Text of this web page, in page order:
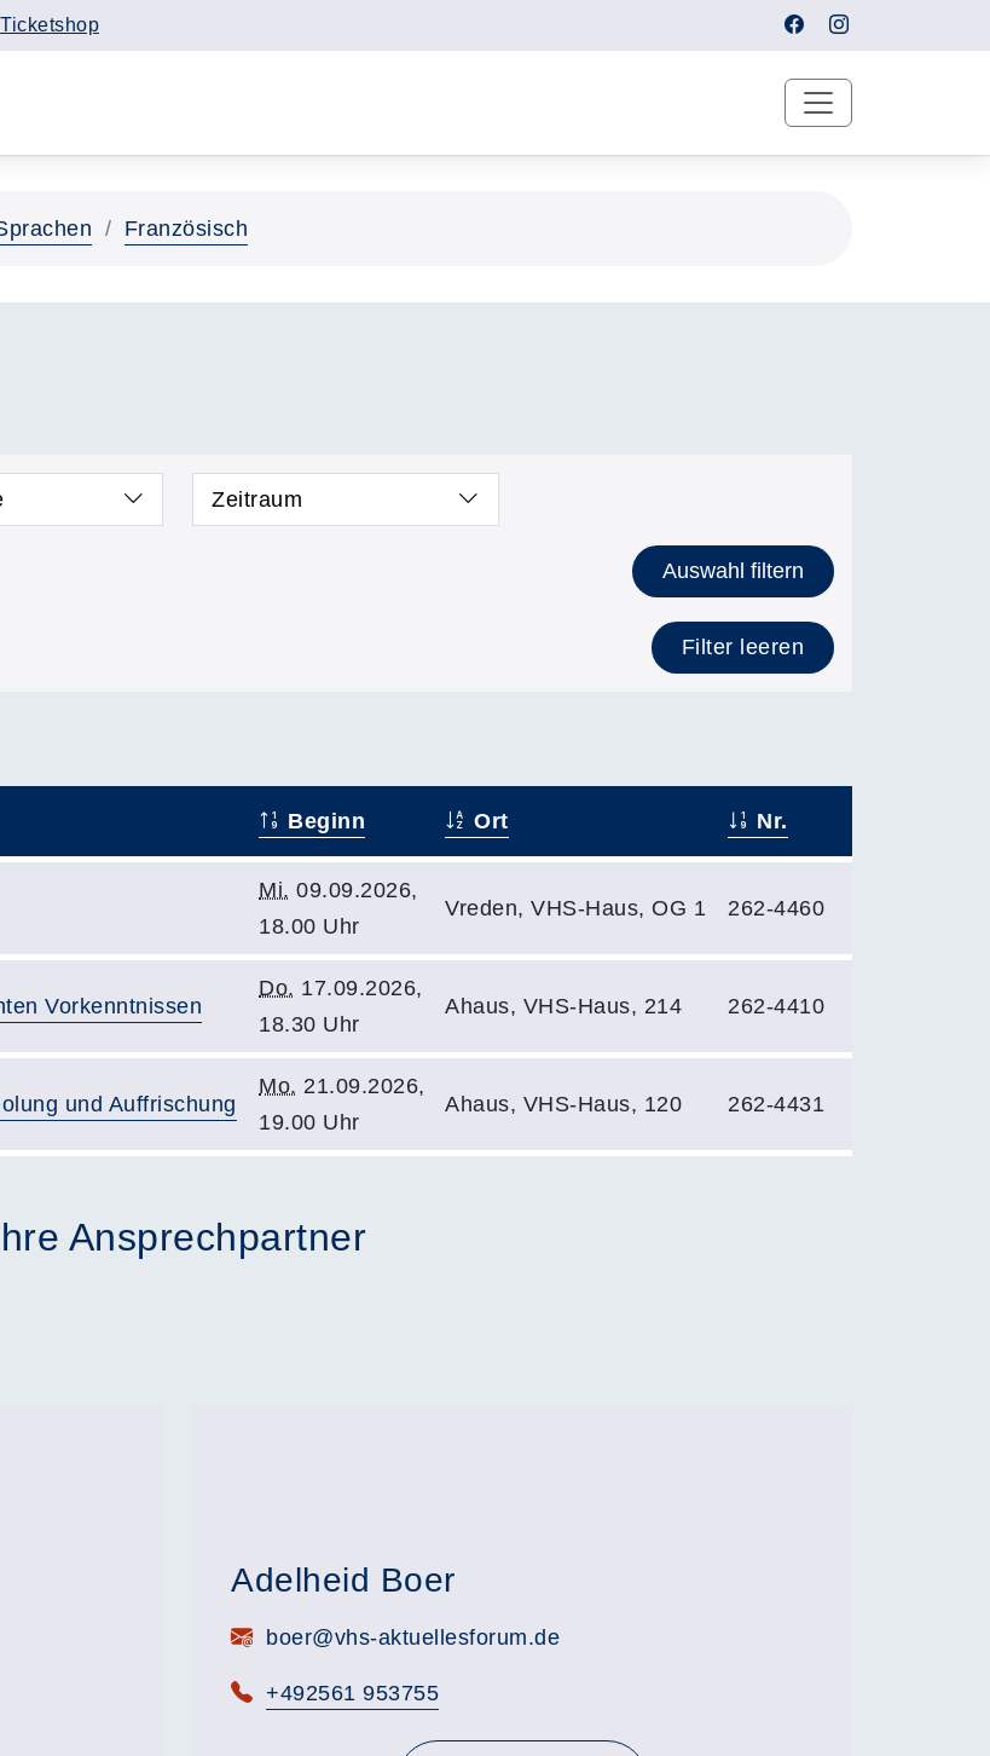
Ticketshop
Französisch
Zeitraum
Auswahl filtern
Filter leeren
Beginn Ort Nr.
Mi. 09.09.2026,
18.00 Uhr
Vreden, VHS-Haus, OG 1 262-4460
Vorkenntnissen
Do. 17.09.2026,
18.30 Uhr
Ahaus, VHS-Haus, 214 262-4410
und Auffrischung
Mo. 21.09.2026,
19.00 Uhr
Ahaus, VHS-Haus, 120 262-4431
Ansprechpartner
Adelheid Boer
E-Mail:boer@vhs-aktuellesforum.de
Telefon:
+492561 953755